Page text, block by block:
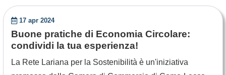
17 apr 2024
Buone pratiche di Economia Circolare:
condividi la tua esperienza!
La Rete Lariana per la Sostenibilità è un'iniziativa